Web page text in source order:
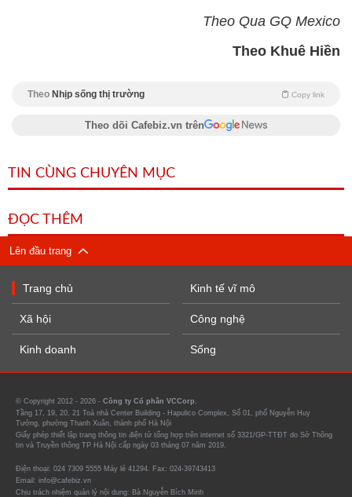
Theo Qua GQ Mexico
Theo Khuê Hiền
Theo Nhịp sống thị trường Copy link
Theo dõi Cafebiz.vn trên
TIN CÙNG CHUYÊN MỤC
ĐỌC THÊM
Lên đầu trang
Trang chủ
Xã hội
Kinh doanh
Kinh tế vĩ mô
Công nghệ
Sống
© Copyright 2012 - 2026 - Công ty Cổ phần VCCorp.
Tầng 17, 19, 20, 21 Toà nhà Center Building - Hapulico Complex, Số 01, phố Nguyễn Huy
Tưởng, phường Thanh Xuân, thành phố Hà Nội
Giấy phép thiết lập trang thông tin điện tử tổng hợp trên internet số 3321/GP-TTĐT do Sở Thông
tin và Truyền thông TP Hà Nội cấp ngày 03 tháng 07 năm 2019.
Điện thoại: 024 7309 5555 Máy lẻ 41294. Fax: 024-39743413
Email: info@cafebiz.vn
Chịu trách nhiệm quản lý nội dung: Bà Nguyễn Bích Minh